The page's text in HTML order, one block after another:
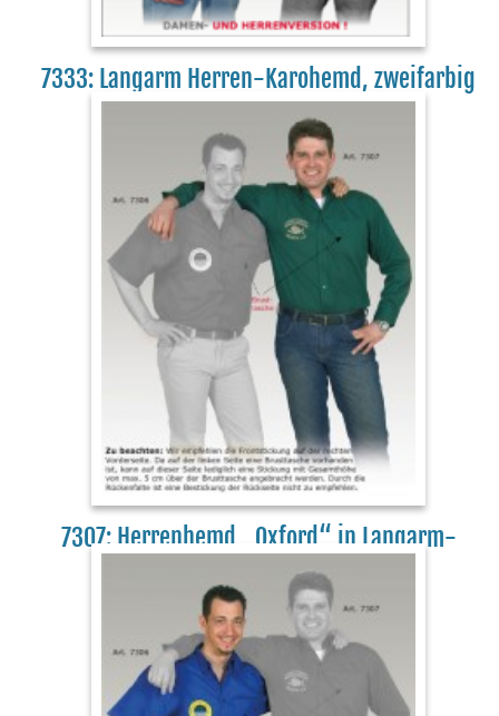
7333: Langarm Herren-Karohemd, zweifarbig
7307: Herrenhemd „Oxford“ in Langarm-
Ausführung